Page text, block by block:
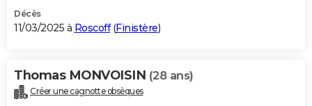
Décès
11/03/2025 à Roscoff(Finistère)
Thomas MONVOISIN (28 ans)
Créer une cagnotte obsèques